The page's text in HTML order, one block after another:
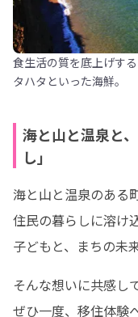
食生活の質を底上げす
タハタといった海鮮。
海と山と温泉と
し」
海と山と温泉のある
住民の暮らしに溶け
子どもと、まちの未
そんな想いに共感し
ぜひ一度、移住体験